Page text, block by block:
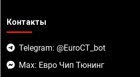
Контакты
Telegram: @EuroCT_bot
Max: Евро Чип Тюнинг